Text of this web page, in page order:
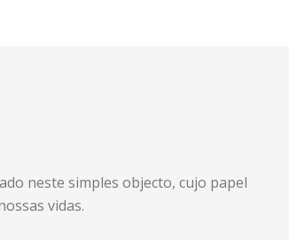
neste simples objecto, cujo papel
vidas.